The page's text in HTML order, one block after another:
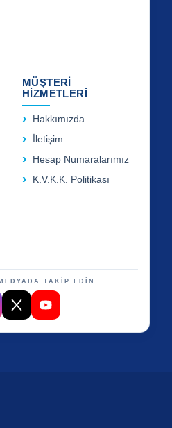
MÜŞTERİ
HİZMETLERİ
Hakkımızda
İletişim
Hesap Numaralarımız
K.V.K.K. Politikası
TAKİP EDİN